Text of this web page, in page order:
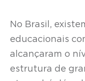
No Brasil,
educacionais
alcançaram o
estrutura de